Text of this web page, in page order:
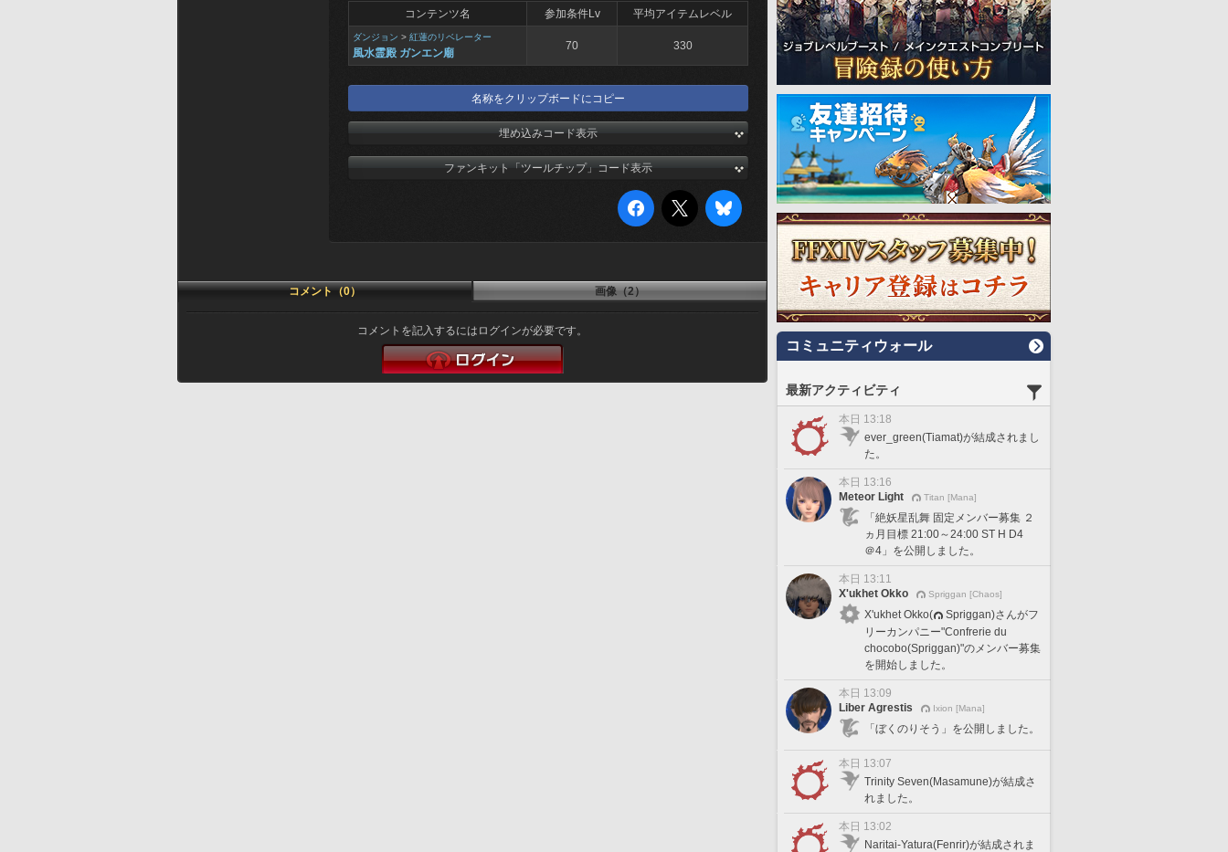
コンテンツ名 参加条件Lv 平均アイテムレベル
ダンジョン > 紅蓮のリベレーター
風水霊殿 ガンエン廟
70 330
名称をクリップボードにコピー
埋め込みコード表示
ファンキット「ツールチップ」コード表示
コメント（0） 画像（2）
コメントを記入するにはログインが必要です。
コミュニティウォール
最新アクティビティ
本日 13:18
ever_green(Tiamat)が結成されまし
た。
本日 13:16
Meteor Light
Titan [Mana]
「絶妖星乱舞 固定メンバー募集 ２
ヵ月目標 21:00～24:00 ST H D4
＠4」を公開しました。
本日 13:11
X'ukhet Okko
Spriggan [Chaos]
X'ukhet Okko(
Spriggan)さんがフ
リーカンパニー"Confrerie du
chocobo(Spriggan)"のメンバー募集
を開始しました。
本日 13:09
Liber Agrestis
Ixion [Mana]
「ぼくのりそう」を公開しました。
本日 13:07
Trinity Seven(Masamune)が結成さ
れました。
本日 13:02
Naritai-Yatura(Fenrir)が結成されま